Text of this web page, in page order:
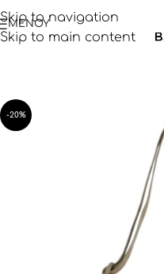
Skip to navigation
Skip to main content
ΜΕΝΟΥ
-20%